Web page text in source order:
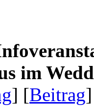
im
] [Beitrag